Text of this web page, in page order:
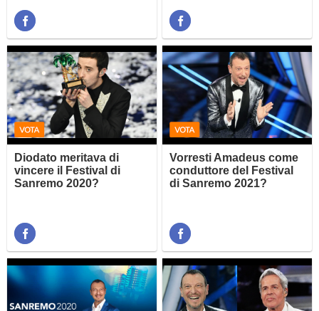
Diodato meritava di
vincere il Festival di
Sanremo 2020?
Vorresti Amadeus come
conduttore del Festival
di Sanremo 2021?